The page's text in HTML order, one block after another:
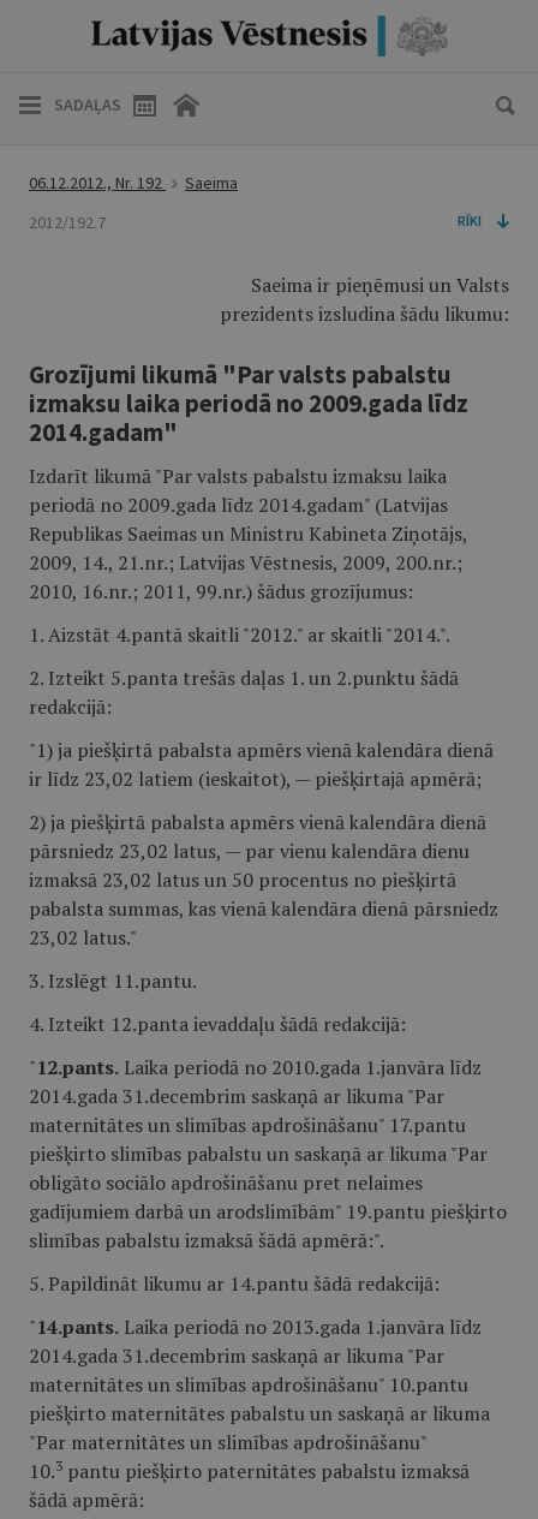
SADAĻAS
06.12.2012., Nr. 192
Saeima
2012/192.7
RĪKI
Saeima ir pieņēmusi un Valsts
prezidents izsludina šādu likumu:
Grozījumi likumā "Par valsts pabalstu
izmaksu laika periodā no 2009.gada līdz
2014.gadam"
Izdarīt likumā "Par valsts pabalstu izmaksu laika
periodā no 2009.gada līdz 2014.gadam" (Latvijas
Republikas Saeimas un Ministru Kabineta Ziņotājs,
2009, 14., 21.nr.; Latvijas Vēstnesis, 2009, 200.nr.;
2010, 16.nr.; 2011, 99.nr.) šādus grozījumus:
1. Aizstāt 4.pantā skaitli "2012." ar skaitli "2014.".
2. Izteikt 5.panta trešās daļas 1. un 2.punktu šādā
redakcijā:
"1) ja piešķirtā pabalsta apmērs vienā kalendāra dienā
ir līdz 23,02 latiem (ieskaitot), — piešķirtajā apmērā;
2) ja piešķirtā pabalsta apmērs vienā kalendāra dienā
pārsniedz 23,02 latus, — par vienu kalendāra dienu
izmaksā 23,02 latus un 50 procentus no piešķirtā
pabalsta summas, kas vienā kalendāra dienā pārsniedz
23,02 latus."
3. Izslēgt 11.pantu.
4. Izteikt 12.panta ievaddaļu šādā redakcijā:
"12.pants. Laika periodā no 2010.gada 1.janvāra līdz
2014.gada 31.decembrim saskaņā ar likuma "Par
maternitātes un slimības apdrošināšanu" 17.pantu
piešķirto slimības pabalstu un saskaņā ar likuma "Par
obligāto sociālo apdrošināšanu pret nelaimes
gadījumiem darbā un arodslimībām" 19.pantu piešķirto
slimības pabalstu izmaksā šādā apmērā:".
5. Papildināt likumu ar 14.pantu šādā redakcijā:
"14.pants. Laika periodā no 2013.gada 1.janvāra līdz
2014.gada 31.decembrim saskaņā ar likuma "Par
maternitātes un slimības apdrošināšanu" 10.pantu
piešķirto maternitātes pabalstu un saskaņā ar likuma
"Par maternitātes un slimības apdrošināšanu"
10.3 pantu piešķirto paternitātes pabalstu izmaksā
šādā apmērā: